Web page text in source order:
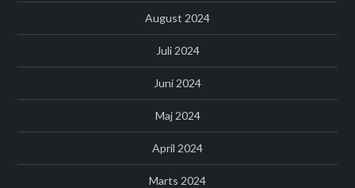
August 2024
Juli 2024
Juni 2024
Maj 2024
April 2024
Marts 2024